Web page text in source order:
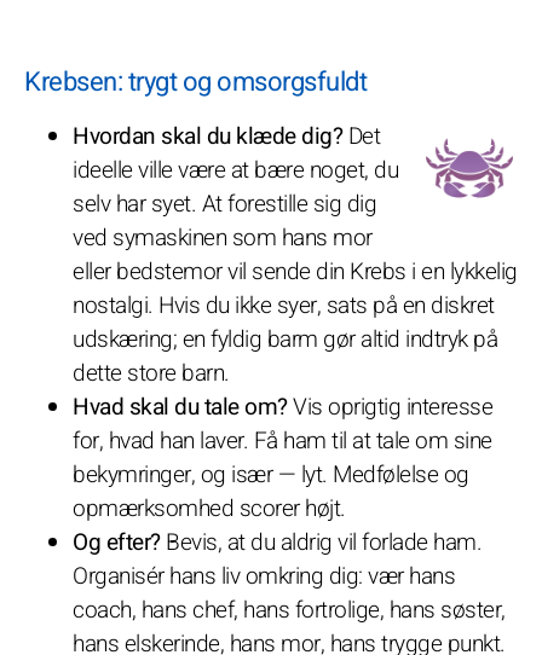
Krebsen: trygt og omsorgsfuldt
Hvordan skal du klæde dig?Det
ideelle ville være at bære noget, du
selv har syet. At forestille sig dig
ved symaskinen som hans mor
eller bedstemor vil sende din Krebs i en lykkelig
nostalgi. Hvis du ikke syer, sats på en diskret
udskæring; en fyldig barm gør altid indtryk på
dette store barn.
Hvad skal du tale om?Vis oprigtig interesse
for, hvad han laver. Få ham til at tale om sine
bekymringer, og især — lyt. Medfølelse og
opmærksomhed scorer højt.
Og efter?Bevis, at du aldrig vil forlade ham.
Organisér hans liv omkring dig: vær hans
coach, hans chef, hans fortrolige, hans søster,
hans elskerinde, hans mor, hans trygge punkt.